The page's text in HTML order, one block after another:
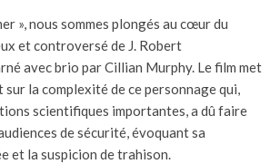
», nous sommes plongés au cœur du
et controversé de J. Robert
avec brio par Cillian Murphy. Le film met
sur la complexité de ce personnage qui,
scientifiques importantes, a dû faire
de sécurité, évoquant sa
et la suspicion de trahison.